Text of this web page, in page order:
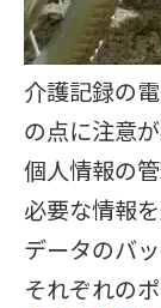
介護記録の
の点に注意が
個人情報の
必要な情報
データのバ
それぞれの